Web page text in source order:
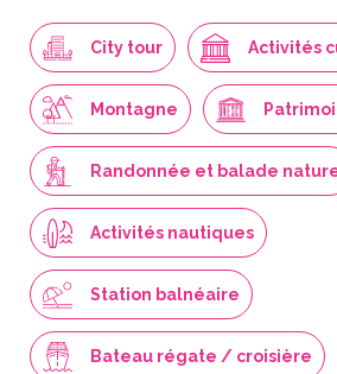
City tour Activités
Montagne
Randonnée et balade
Activités nautiques
Station balnéaire
Bateau régate / croisière